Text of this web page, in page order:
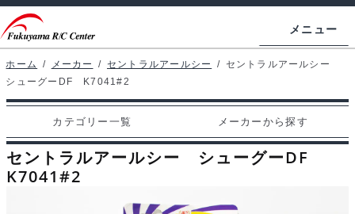
ビ
ゲ
ー
シ
ン
へ
ン
テ
ン
ツ
ス
キ
メニュー
ホームページ
マイアカウント
カート
支払い
ホーム / メーカー / セントラルアールシー / セントラルアールシー
シューグーDF K7041#2
カテゴリー一覧 メーカーから探す
セントラルアールシー シューグーDF
K7041#2